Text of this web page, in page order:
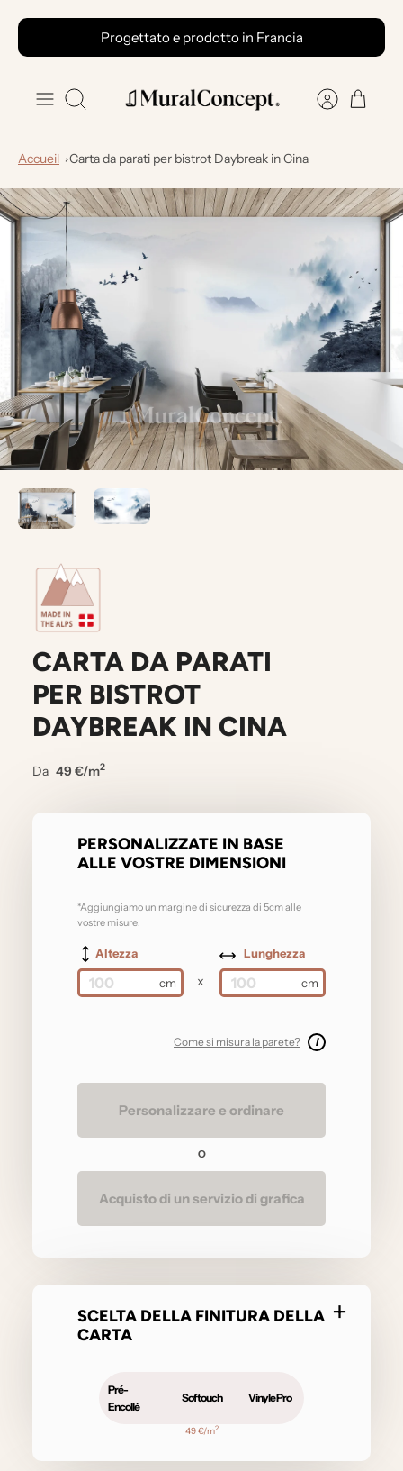
Progettato e prodotto in Francia
Ricerca
Accueil Carta da parati per bistrot Daybreak in Cina
CARTA DA PARATI
PER BISTROT
DAYBREAK IN CINA
Da 49 €/m2
PERSONALIZZATE IN BASE
ALLE VOSTRE DIMENSIONI
*Aggiungiamo un margine di sicurezza di 5cm alle
vostre misure.
Altezza
x
Lunghezza
Come si misura la parete? i
Personalizzare e ordinare
O
Acquisto di un servizio di grafica
SCELTA DELLA FINITURA DELLA
CARTA
Pré-
Encollé
Softouch Vinyle Pro
49 €/m2